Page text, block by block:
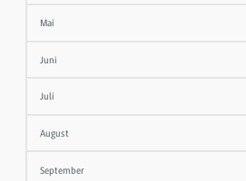
Mai
Juni
Juli
August
September